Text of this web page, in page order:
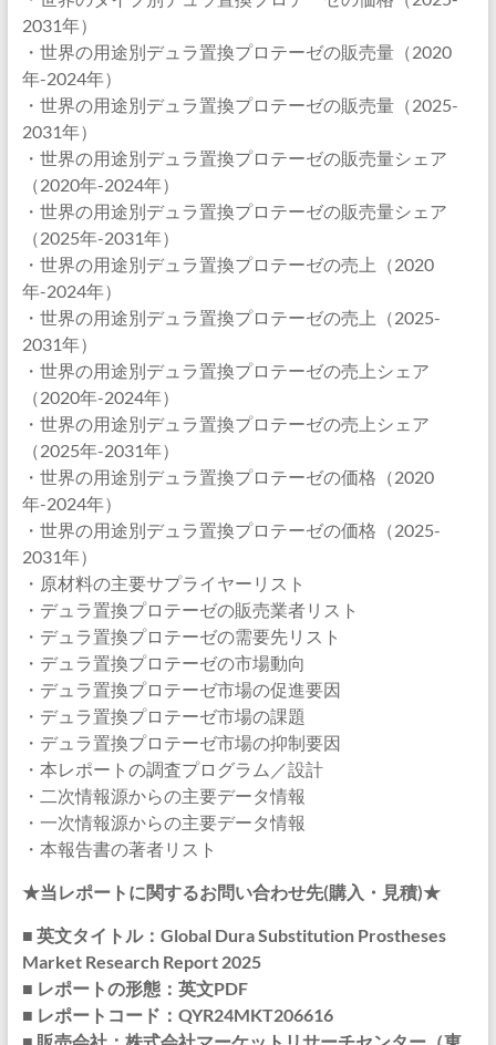
2031年）
・世界の用途別デュラ置換プロテーゼの販売量（2020
年-2024年）
・世界の用途別デュラ置換プロテーゼの販売量（2025-
2031年）
・世界の用途別デュラ置換プロテーゼの販売量シェア
（2020年-2024年）
・世界の用途別デュラ置換プロテーゼの販売量シェア
（2025年-2031年）
・世界の用途別デュラ置換プロテーゼの売上（2020
年-2024年）
・世界の用途別デュラ置換プロテーゼの売上（2025-
2031年）
・世界の用途別デュラ置換プロテーゼの売上シェア
（2020年-2024年）
・世界の用途別デュラ置換プロテーゼの売上シェア
（2025年-2031年）
・世界の用途別デュラ置換プロテーゼの価格（2020
年-2024年）
・世界の用途別デュラ置換プロテーゼの価格（2025-
2031年）
・原材料の主要サプライヤーリスト
・デュラ置換プロテーゼの販売業者リスト
・デュラ置換プロテーゼの需要先リスト
・デュラ置換プロテーゼの市場動向
・デュラ置換プロテーゼ市場の促進要因
・デュラ置換プロテーゼ市場の課題
・デュラ置換プロテーゼ市場の抑制要因
・本レポートの調査プログラム／設計
・二次情報源からの主要データ情報
・一次情報源からの主要データ情報
・本報告書の著者リスト
★当レポートに関するお問い合わせ先(購入・見積)★
■ 英文タイトル：Global Dura Substitution Prostheses
Market Research Report 2025
■ レポートの形態：英文PDF
■ レポートコード：QYR24MKT206616